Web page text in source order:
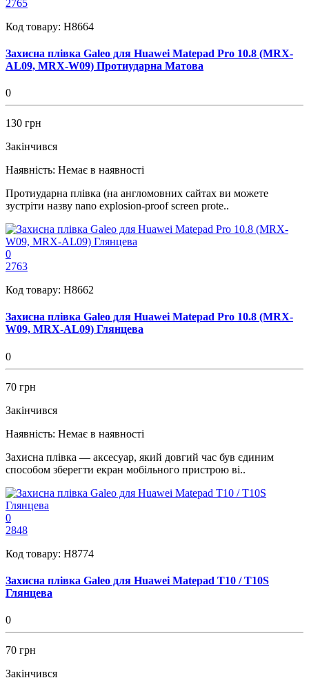
2765
Код товару: H8664
Захисна плівка Galeo для Huawei Matepad Pro 10.8 (MRX-
AL09, MRX-W09) Протиударна Матова
0
130 грн
Закінчився
Наявність: Немає в наявності
Протиударна плівка (на англомовних сайтах ви можете
зустріти назву nano explosion-proof screen prote..
0
2763
Код товару: H8662
Захисна плівка Galeo для Huawei Matepad Pro 10.8 (MRX-
W09, MRX-AL09) Глянцева
0
70 грн
Закінчився
Наявність: Немає в наявності
Захисна плівка — аксесуар, який довгий час був єдиним
способом зберегти екран мобільного пристрою ві..
0
2848
Код товару: H8774
Захисна плівка Galeo для Huawei Matepad T10 / T10S
Глянцева
0
70 грн
Закінчився